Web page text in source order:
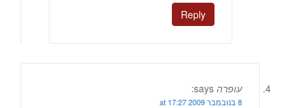
Reply
עופרה says:
8 בנובמבר 2009 at 17:27